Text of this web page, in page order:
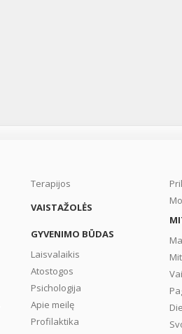
Terapijos
VAISTAŽOLĖS
GYVENIMO BŪDAS
Laisvalaikis
Atostogos
Psichologija
Apie meilę
Profilaktika